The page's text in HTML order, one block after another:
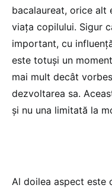
bacalaureat, orice alt
viața copilului. Sigur
important, cu
este totuși un
mai mult decât
dezvoltarea sa.
și nu una limitată la
Al doilea aspect este